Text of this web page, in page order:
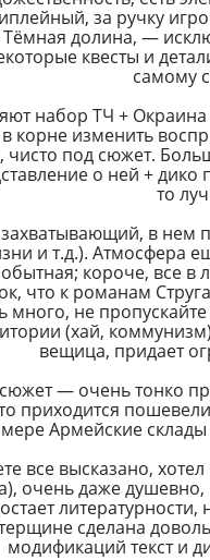
за ручку
Тёмная долина, —
квесты и
самому
набор ТЧ +
корне изменить
чисто под сюжет.
о ней +
то
в нем
и т.д.). Атмосфера
короче, все
что к романам
много, не
(хай,
вещица, придает
— очень тонко
приходится
Армейские
все высказано,
очень даже
сделана
модификаций текст и